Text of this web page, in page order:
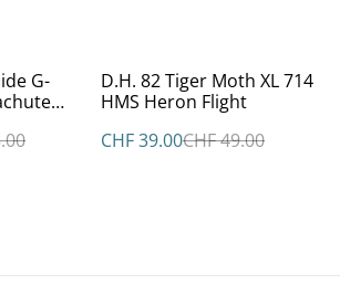
%
D.H. 82 Tiger Moth XL 714
HMS Heron Flight
CHF 39.00CHF 49.00